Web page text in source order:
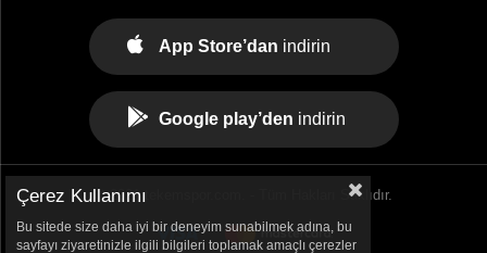
App Store’dan indirin
Google play’den indirin
© 2021 tekemspor.com. - Tüm Hakları Saklıdır.
Çerez Kullanımı
Bu sitede size daha iyi bir deneyim sunabilmek adına, bu
sayfayı ziyaretinizle ilgili bilgileri toplamak amaçlı çerezler